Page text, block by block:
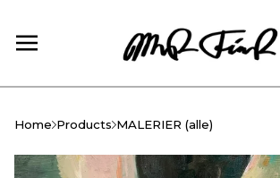
Home Products MALERIER (alle)